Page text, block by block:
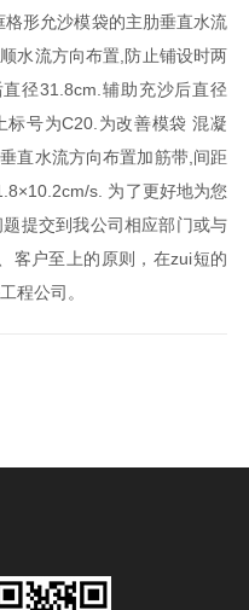
形允沙模袋的主肋垂直水流
水流方向布置,防止铺设时两
径31.8cm.辅助充沙后直径
标号为C20.为改善模袋 混凝
直水流方向布置加筋带,间距
s. 为了更好地为您
提交到我公司相应部门或与
客户至上的原则，在zui短的
程公司。